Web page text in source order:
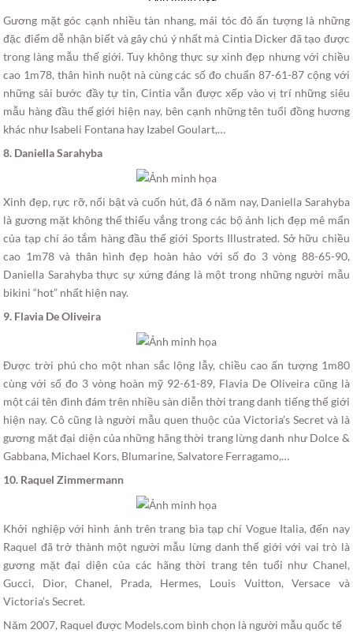
Gương mặt góc cạnh nhiều tàn nhang, mái tóc đỏ ấn tượng là những
đặc điểm dễ nhận biết và gây chú ý nhất mà Cintia Dicker đã tạo được
trong làng mẫu thế giới. Tuy không thực sự xinh đẹp nhưng với chiều
cao 1m78, thân hình nuột nà cùng các số đo chuẩn 87-61-87 cộng với
những sải bước đầy tự tin, Cintia vẫn được xếp vào vị trí những siêu
mẫu hàng đầu thế giới hiện nay, bên cạnh những tên tuổi đồng hương
khác như Isabeli Fontana hay Izabel Goulart,…
8. Daniella Sarahyba
Xinh đẹp, rực rỡ, nổi bật và cuốn hút, đã 6 năm nay, Daniella Sarahyba
là gương mặt không thể thiếu vắng trong các bộ ảnh lịch đẹp mê mẩn
của tạp chí áo tắm hàng đầu thế giới Sports Illustrated. Sở hữu chiều
cao 1m78 và thân hình đẹp hoàn hảo với số đo 3 vòng 88-65-90,
Daniella Sarahyba thực sự xứng đáng là một trong những người mẫu
bikini “hot” nhất hiện nay.
9. Flavia De Oliveira
Được trời phú cho một nhan sắc lộng lẫy, chiều cao ấn tượng 1m80
cùng với số đo 3 vòng hoàn mỹ 92-61-89, Flavia De Oliveira cũng là
một cái tên đình đám trên nhiều sàn diễn thời trang danh tiếng thế giới
hiện nay. Cô cũng là người mẫu quen thuộc của Victoria’s Secret và là
gương mặt đại diện của những hãng thời trang lừng danh như Dolce &
Gabbana, Michael Kors, Blumarine, Salvatore Ferragamo,…
10. Raquel Zimmermann
Khởi nghiệp với hình ảnh trên trang bìa tạp chí Vogue Italia, đến nay
Raquel đã trở thành một người mẫu lừng danh thế giới với vai trò là
gương mặt đại diện của các hãng thời trang tên tuổi như Chanel,
Gucci, Dior, Chanel, Prada, Hermes, Louis Vuitton, Versace và
Victoria’s Secret.
Năm 2007, Raquel được Models.com bình chọn là người mẫu quốc tế